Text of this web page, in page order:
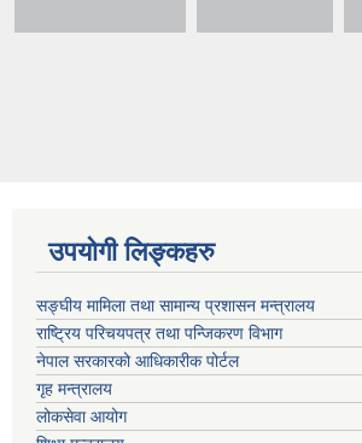
उपयोगी लिङ्कहरु
सङ्घीय मामिला तथा सामान्य प्रशासन मन्त्रालय
राष्ट्रिय परिचयपत्र तथा पन्जिकरण विभाग
नेपाल सरकारको आधिकारीक पोर्टल
गृह मन्त्रालय
लोकसेवा आयोग